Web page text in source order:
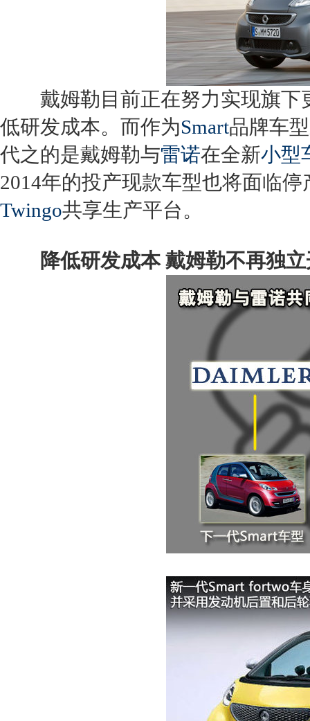
戴姆勒目前正在努力实现旗下
低研发成本。而作为Smart品牌车
代之的是戴姆勒与雷诺在全新小型
2014年的投产现款车型也将面临停
Twingo共享生产平台。
降低研发成本 戴姆勒不再独